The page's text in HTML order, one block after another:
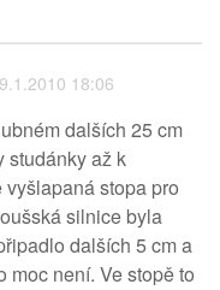
18:06
dalších 25 cm
studánky až k
stopa pro
silnice byla
dalších 5 cm a
moc není. Ve stopě to